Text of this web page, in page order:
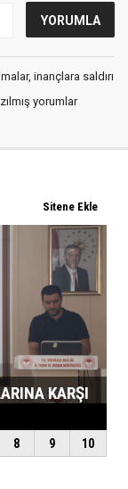
inançlara saldırı
yorumlar